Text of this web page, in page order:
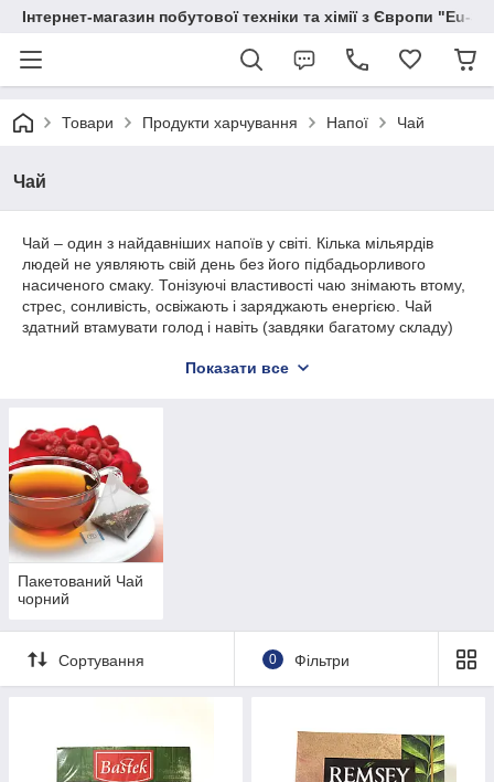
Інтернет-магазин побутової техніки та хімії з Європи "Eu-
Товари Продукти харчування Напої Чай
Чай
Чай – один з найдавніших напоїв у світі. Кілька мільярдів
людей не уявляють свій день без його підбадьорливого
насиченого смаку. Тонізуючі властивості чаю знімають втому,
стрес, сонливість, освіжають і заряджають енергією. Чай
здатний втамувати голод і навіть (завдяки багатому складу)
довголіття». Завдяки своїм бактерицидним властивостям, чай
благотворно позначаються на роботі серцево-судинної
системи, шлунково-кишкового тракту, органів дихання, чай
стимулює обмін речовин. Він також є природним і абсолютно
нешкідливим барвником.
У наш час покупцеві не обов'язково обмежувати свої смаки
тільки класичним чорним або зеленим чаєм. Купити найкращі
сорти чаю ви можете в нашому інтернет-магазині.
Показати все
Пакетований Чай
чорний
Сортування 0 Фільтри